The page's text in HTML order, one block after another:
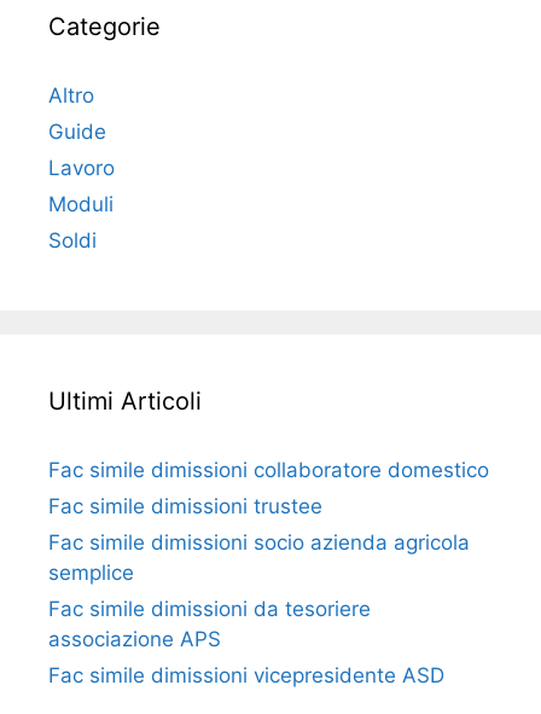
Categorie
Altro
Guide
Lavoro
Moduli
Soldi
Ultimi Articoli
Fac simile dimissioni collaboratore domestico​​​
Fac simile dimissioni trustee​​​
Fac simile ​dimissioni socio azienda agricola
semplice​​​
Fac simile dimissioni da tesoriere
associazione APS​​
Fac simile dimissioni vicepresidente ASD​​